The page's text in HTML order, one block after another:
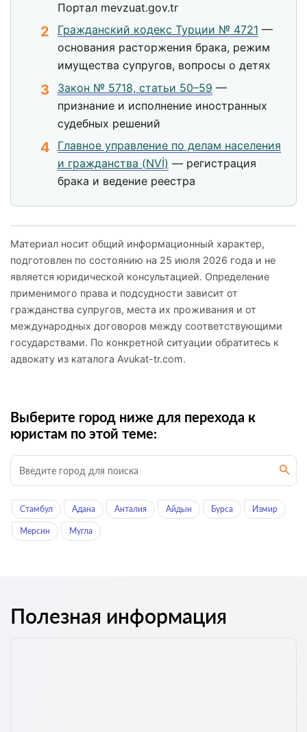
Портал mevzuat.gov.tr
Гражданский кодекс Турции № 4721 —
основания расторжения брака, режим
имущества супругов, вопросы о детях
Закон № 5718, статьи 50–59 —
признание и исполнение иностранных
судебных решений
Главное управление по делам населения
и гражданства (NVİ) — регистрация
брака и ведение реестра
Материал носит общий информационный характер,
подготовлен по состоянию на 25 июля 2026 года и не
является юридической консультацией. Определение
применимого права и подсудности зависит от
гражданства супругов, места их проживания и от
международных договоров между соответствующими
государствами. По конкретной ситуации обратитесь к
адвокату из каталога Avukat-tr.com.
Выберите город ниже для перехода к
юристам по этой теме:
Стамбул Адана Анталия Айдын Бурса Измир
Мерсин Мугла
Полезная информация